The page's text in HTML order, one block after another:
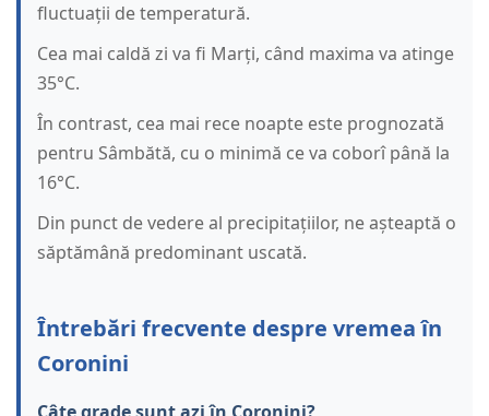
fluctuații de temperatură.
Cea mai caldă zi va fi Marți, când maxima va atinge
35°C.
În contrast, cea mai rece noapte este prognozată
pentru Sâmbătă, cu o minimă ce va coborî până la
16°C.
Din punct de vedere al precipitațiilor, ne așteaptă o
săptămână predominant uscată.
Întrebări frecvente despre vremea în
Coronini